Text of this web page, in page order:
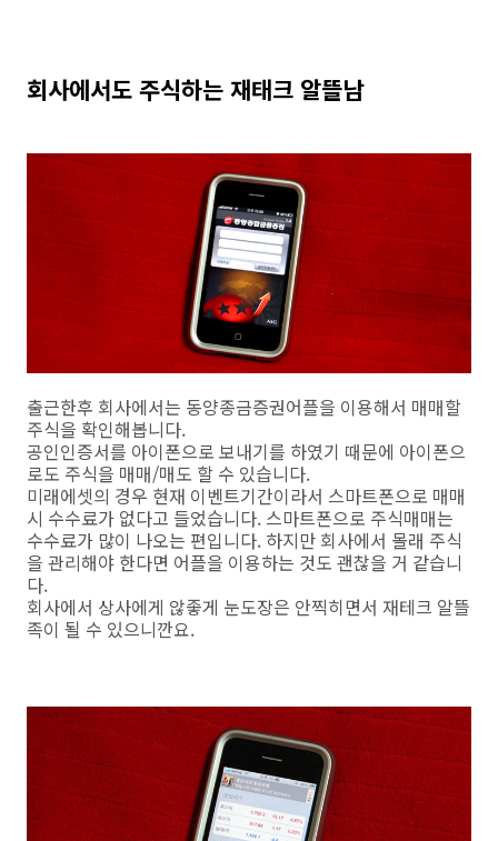
회사에서도 주식하는 재태크 알뜰남
출근한후 회사에서는 동양종금증권어플을 이용해서 매매할
주식을 확인해봅니다.
공인인증서를 아이폰으로 보내기를 하였기 때문에 아이폰으
로도 주식을 매매/매도 할 수 있습니다.
미래에셋의 경우 현재 이벤트기간이라서 스마트폰으로 매매
시 수수료가 없다고 들었습니다. 스마트폰으로 주식매매는
수수료가 많이 나오는 편입니다. 하지만 회사에서 몰래 주식
을 관리해야 한다면 어플을 이용하는 것도 괜찮을 거 같습니
다.
회사에서 상사에게 않좋게 눈도장은 안찍히면서 재테크 알뜰
족이 될 수 있으니깐요.